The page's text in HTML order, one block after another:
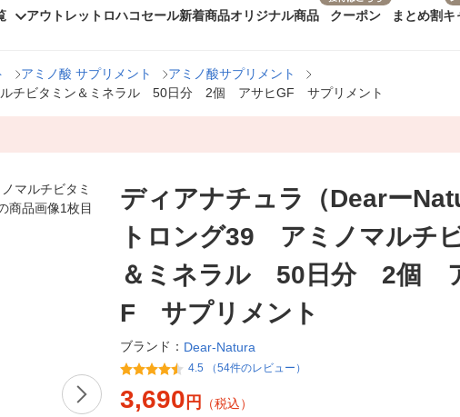
アウトレット ロハコセール新着商品オリジナル商品 クーポン まとめ割キ
アミノ酸 サプリメント
アミノ酸サプリメント
ルチビタミン＆ミネラル 50日分 2個 アサヒGF サプリメント
ディアナチュラ（Dearー
トロング39 アミノマルチ
＆ミネラル 50日分 2個
F サプリメント
ブランド： Dear-Natura
4.5 （54件のレビュー）
3,690 円 （税込）